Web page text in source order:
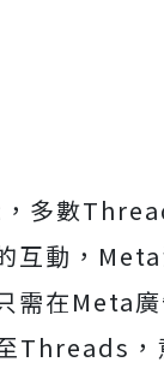
多數
互動，
需在Meta
Threads